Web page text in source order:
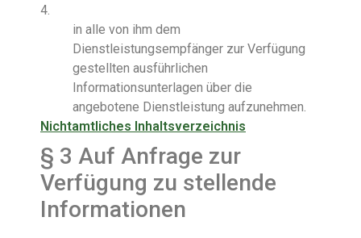
4.
in alle von ihm dem
Dienstleistungsempfänger zur Verfügung
gestellten ausführlichen
Informationsunterlagen über die
angebotene Dienstleistung aufzunehmen.
Nichtamtliches Inhaltsverzeichnis
§ 3 Auf Anfrage zur
Verfügung zu stellende
Informationen